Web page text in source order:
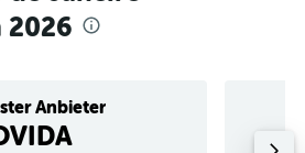
2026
Anbieter